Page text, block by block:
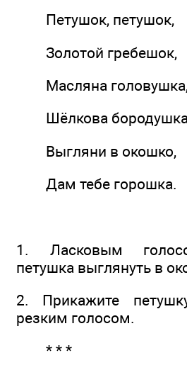
Петушок, петушок,
Золотой гребешок,
Масляна
Шёлкова
Выгляни в окошко,
Дам тебе горошка.
1. Ласковым
петушка выглянуть в
2. Прикажите
резким голосом.
* * *